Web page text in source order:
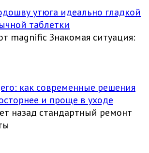
утюга идеально гладкой
таблетки
magnific Знакомая ситуация:
как современные решения
и проще в уходе
назад стандартный ремонт